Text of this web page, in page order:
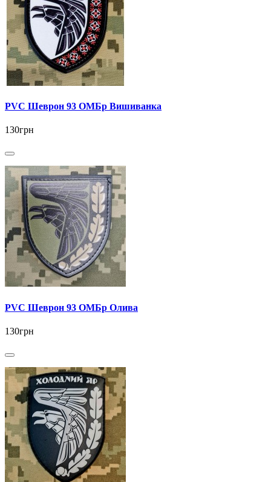
PVC Шеврон 93 ОМБр Вишиванка
130грн
PVC Шеврон 93 ОМБр Олива
130грн